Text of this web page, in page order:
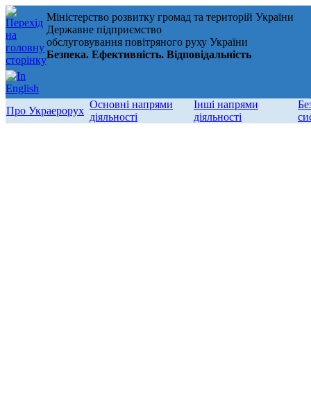
Міністерство розвитку громад та територій України
Державне підприємство
обслуговування повітряного руху України
Безпека. Ефективність. Відповідальність
Про Украерорух
Основні напрями
діяльності
Інші напрями
діяльності